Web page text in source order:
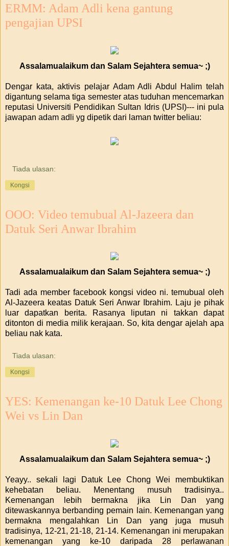
ERMM: Adam Adli kena gantung
pengajian UPSI
Assalamualaikum dan Salam Sejahtera semua~ ;)
Dengar kata, aktivis pelajar Adam Adli Abdul Halim telah
digantung selama tiga semester atas tuduhan mencemarkan
reputasi Universiti Pendidikan Sultan Idris (UPSI)--- ini pula
jawapan adam adli yg dipetik dari laman twitter beliau:
Tiada ulasan:
Kongsi
OOO: Video temubual Al-Jazeera dan
Datuk Seri Anwar Ibrahim
Assalamualaikum dan Salam Sejahtera semua~ ;)
Tadi ada member facebook kongsi video ni. temubual oleh
Al-Jazeera keatas Datuk Seri Anwar Ibrahim. Laju je pihak
luar dapatkan berita. Rasanya liputan ni takkan dapat
ditonton di media milik kerajaan. So, kita dengar ajelah apa
beliau nak kata.
Tiada ulasan:
Kongsi
YES: Kemenangan ke-10 Datuk Lee Chong
Wei vs Lin Dan
Assalamualaikum dan Salam Sejahtera semua~ ;)
Yeayy.. sekali lagi Datuk Lee Chong Wei membuktikan
kehebatan beliau. Menentang musuh tradisinya..
Kemenangan lebih bermakna jika Lin Dan yang
ditewaskannya berbanding pemain lain. Kemenangan yang
bermakna mengalahkan Lin Dan yang juga musuh
tradisinya, 12-21, 21-18, 21-14. Kemenangan ini merupakan
kemenangan yang ke-10 daripada 28 perlawanan